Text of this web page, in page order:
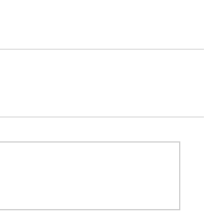
簡易能源審
大埔富蝶